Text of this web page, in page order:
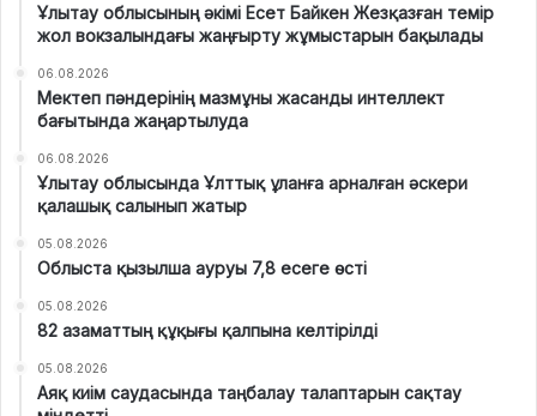
Ұлытау облысының әкімі Есет Байкен Жезқазған темір
жол вокзалындағы жаңғырту жұмыстарын бақылады
06.08.2026
Мектеп пәндерінің мазмұны жасанды интеллект
бағытында жаңартылуда
06.08.2026
Ұлытау облысында Ұлттық ұланға арналған әскери
қалашық салынып жатыр
05.08.2026
Облыста қызылша ауруы 7,8 есеге өсті
05.08.2026
82 азаматтың құқығы қалпына келтірілді
05.08.2026
Аяқ киім саудасында таңбалау талаптарын сақтау